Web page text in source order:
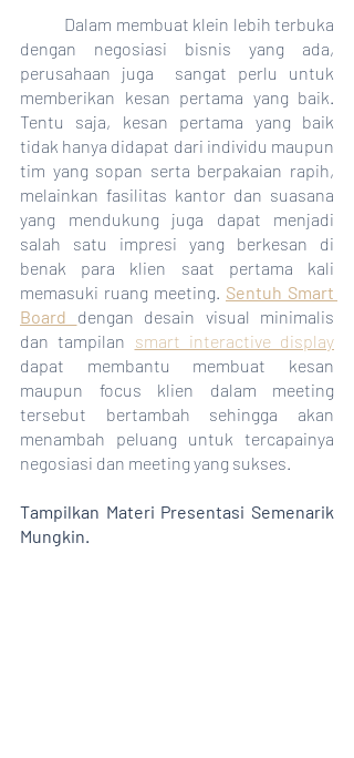
dengan negosiasi bisnis yang ada,
perusahaan juga  sangat perlu untuk
memberikan kesan pertama yang baik.
Tentu saja, kesan pertama yang baik
tidak hanya didapat dari individu maupun
tim yang sopan serta berpakaian rapih,
melainkan fasilitas kantor dan suasana
yang mendukung juga dapat menjadi
salah satu impresi yang berkesan di
benak para klien saat pertama kali
memasuki ruang meeting. Sentuh Smart
Board
dengan desain visual minimalis
dan tampilan smart interactive display
dapat membantu membuat kesan
maupun focus klien dalam meeting
tersebut bertambah sehingga akan
menambah peluang untuk tercapainya
negosiasi dan meeting yang sukses.
Tampilkan Materi Presentasi Semenarik
Mungkin.